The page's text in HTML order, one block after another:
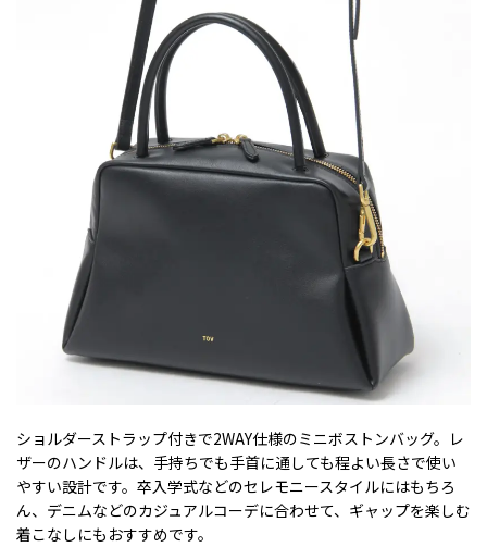
ショルダーストラップ付きで2WAY仕様のミニボストンバッグ。レ
ザーのハンドルは、手持ちでも手首に通しても程よい長さで使い
やすい設計です。卒入学式などのセレモニースタイルにはもちろ
ん、デニムなどのカジュアルコーデに合わせて、ギャップを楽しむ
着こなしにもおすすめです。